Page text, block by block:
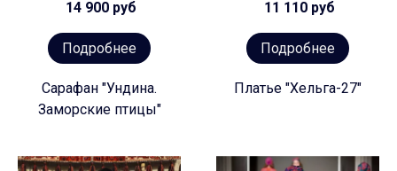
14 900 руб
Подробнее
Сарафан "Ундина.
Заморские птицы"
11 110 руб
Подробнее
Платье "Хельга-27"